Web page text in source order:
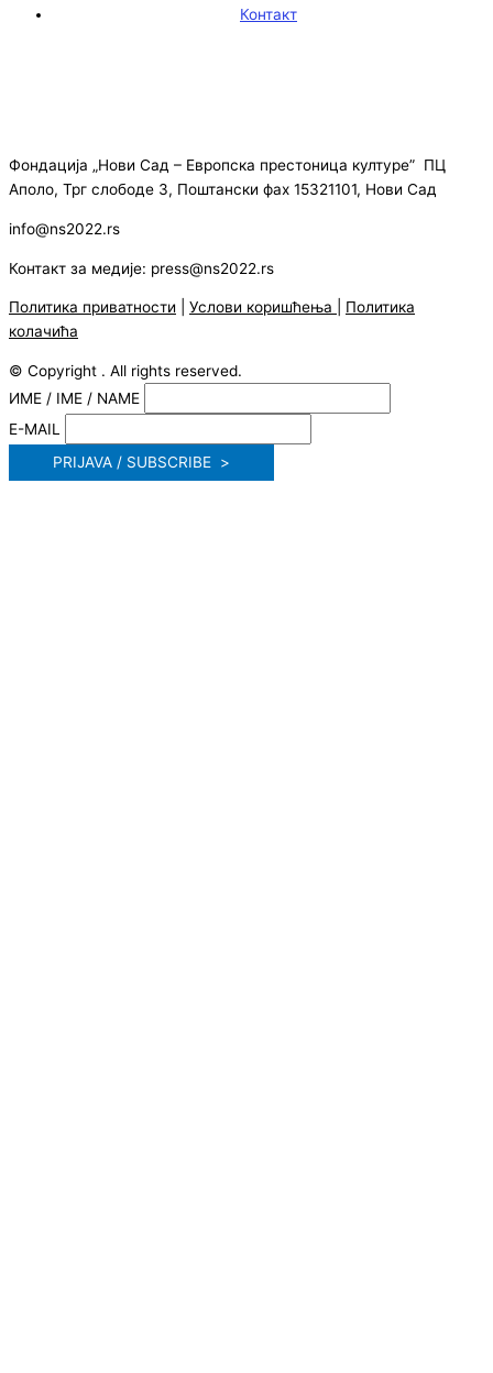
Контакт
Фондација „Нови Сад – Европска престоница културе” ПЦ
Аполо, Трг слободе 3, Поштански фах 15321101, Нови Сад
info@ns2022.rs
Контакт за медије: press@ns2022.rs
Политика приватности Услови коришћења
Политика
колачића
© Copyright . All rights reserved.
ИМЕ / IME / NAME
E-MAIL